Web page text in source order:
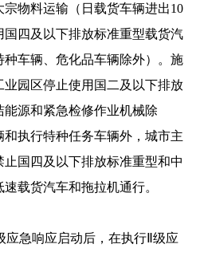
宗物料运输（日载货车辆进出10
四及以下排放标准重型载货汽
车辆、危化品车辆除外）。施
园区停止使用国二及以下排放
源和紧急检修作业机械除
执行特种任务车辆外，城市主
国四及以下排放标准重型和中
载货汽车和拖拉机通行。
应急响应启动后，在执行Ⅱ级应